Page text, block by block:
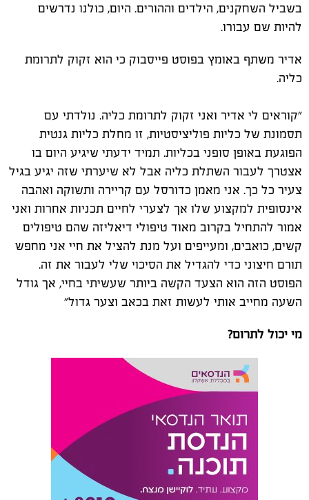
בשביל השחקנים, הילדים וההורים. היום, כולנו נדרשים
להיות שם עבורו.
אדיר משתף באומץ בפוסט פייסבוק כי הוא זקוק לתרומת
כליה.
"קוראים לי אדיר ואני זקוק לתרומת כליה. נולדתי עם
תסמונת של כליות פוליציסטיות, זו מחלת כליות גנטית
הפוגעת באופן סופני בכליות. תמיד ידעתי שיגיע היום בו
אצטרך לעבור השתלת כליה אבל לא שיערתי שזה יגיע בגיל
צעיר כל כך. אני מאמן כדורסל עם קריירה ותשוקה ואהבה
אינסופית למקצוע שלו אך לצערי לחיים תכניות אחרות ואני
אמור להתחיל בקרוב מאוד טיפולי דיאליזה שהם טיפולים
קשים, כואבים, ומעייפים ועל מנת להציל את חיי אני מחפש
תורם חיצוני כדי להגדיל את הסיכוי שלי לעבור את זה.
הפוסט הזה הוא הצעד הקשה ביותר שעשיתי בחיי, אך גודל
השעה מחייב אותי לעשות זאת בכאב וצער גדול"
מי יכול לתרום?